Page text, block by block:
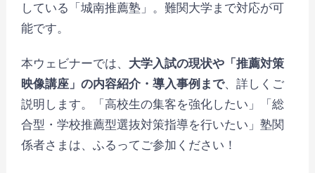
している「城南推薦塾」。難関大学まで対応が可
能です。
本ウェビナーでは、 大学入試の現状や「推薦対策
映像講座」の内容紹介・導入事例まで、詳しくご
説明します。「高校生の集客を強化したい」「総
合型・学校推薦型選抜対策指導を行いたい」塾関
係者さまは、ふるってご参加ください！